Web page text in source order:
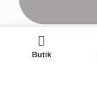
Butik